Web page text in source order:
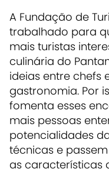
A Fundação de
trabalhado para
mais turistas
culinária do
ideias entre chefs
gastronomia. Por
fomenta esses
mais pessoas
potencialidades
técnicas e
as características